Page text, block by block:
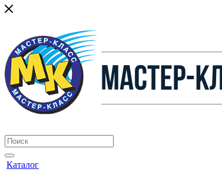
Каталог